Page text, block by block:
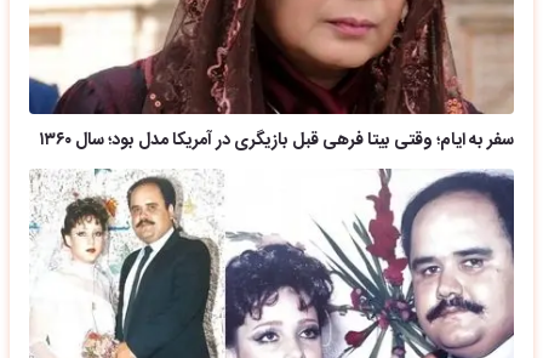
سفر به ایام؛ وقتی بیتا فرهی قبل بازیگری در آمریکا مدل بود؛ سال ۱۳۶۰